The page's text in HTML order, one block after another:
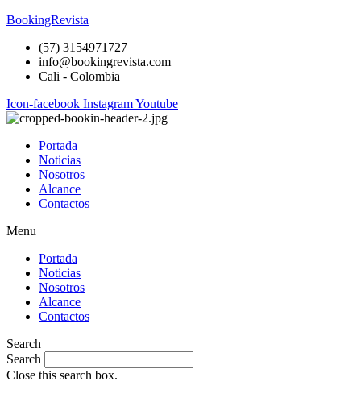
BookingRevista
(57) 3154971727
info@bookingrevista.com
Cali - Colombia
Icon-facebook InstagramYoutube
Portada
Noticias
Nosotros
Alcance
Contactos
Menu
Portada
Noticias
Nosotros
Alcance
Contactos
Search
Search
Close this search box.